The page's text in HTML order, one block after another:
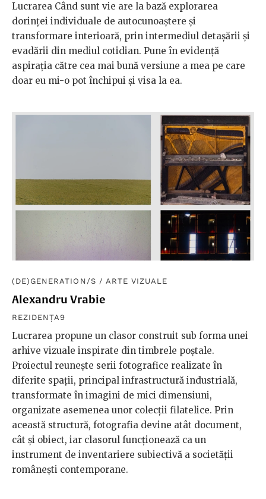
Lucrarea Când sunt vie are la bază explorarea
dorinței individuale de autocunoaștere și
transformare interioară, prin intermediul detașării și
evadării din mediul cotidian. Pune în evidență
aspirația către cea mai bună versiune a mea pe care
doar eu mi-o pot închipui și visa la ea.
(DE)GENERATION/S / ARTE VIZUALE
Alexandru Vrabie
REZIDENȚA9
Lucrarea propune un clasor construit sub forma unei
arhive vizuale inspirate din timbrele poștale.
Proiectul reunește serii fotografice realizate în
diferite spații, principal infrastructură industrială,
transformate în imagini de mici dimensiuni,
organizate asemenea unor colecții filatelice. Prin
această structură, fotografia devine atât document,
cât și obiect, iar clasorul funcționează ca un
instrument de inventariere subiectivă a societății
românești contemporane.